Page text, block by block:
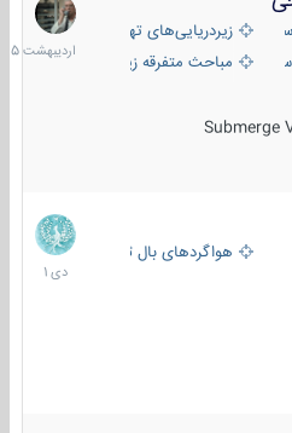
زیردریایی‌های تهاجمی
مباحث متفرقه زیرسطحی
1405
هواگردهای بال ثابت
12
دی
1401